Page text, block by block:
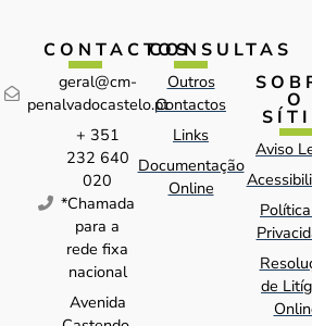
CONTACTOS
geral@cm-
penalvadocastelo.pt
+ 351
232 640
020
*Chamada
para a
rede fixa
nacional
Avenida
CONSULTAS
Outros
Contactos
Links
Documentação
Online
O
Aviso
de